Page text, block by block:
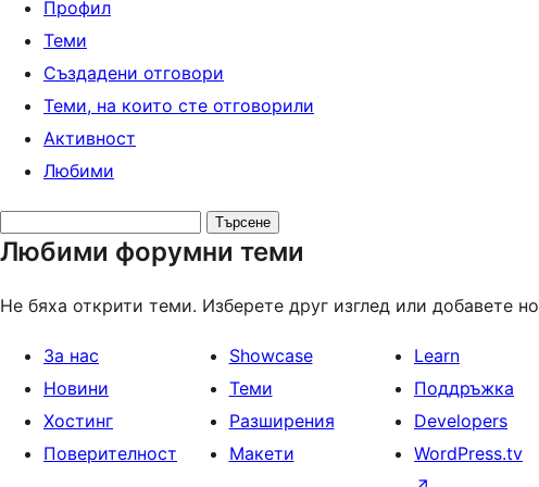
Профил
Теми
Създадени отговори
Теми, на които сте отговорили
Активност
Любими
topics:
Любими форумни теми
Не бяха открити теми. Изберете друг изглед или добавете
За нас
Новини
Хостинг
Поверителност
Showcase
Теми
Разширения
Макети
Learn
Поддръжка
Developers
WordPress.tv